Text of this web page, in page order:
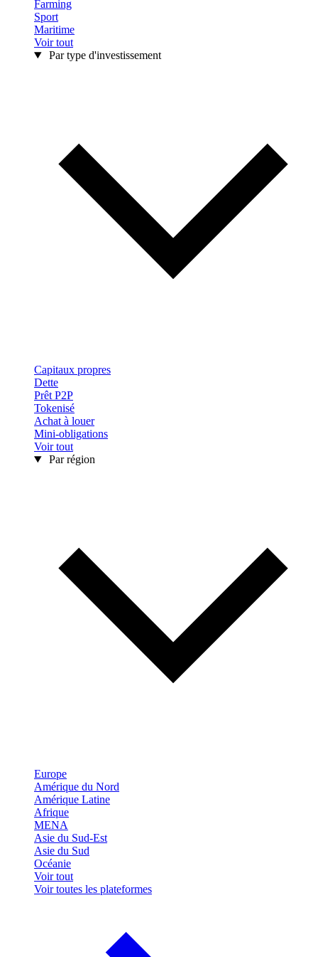
Farming
Sport
Maritime
Voir tout
Par type d'investissement
Capitaux propres
Dette
Prêt P2P
Tokenisé
Achat à louer
Mini-obligations
Voir tout
Par région
Europe
Amérique du Nord
Amérique Latine
Afrique
MENA
Asie du Sud-Est
Asie du Sud
Océanie
Voir tout
Voir toutes les plateformes